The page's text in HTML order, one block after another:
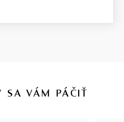
SA VÁM PÁČIŤ